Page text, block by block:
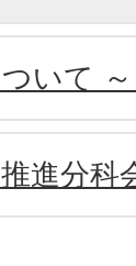
ついて
進分科